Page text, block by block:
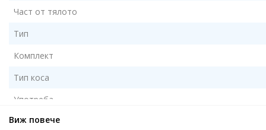
Част от тялото
Тип
Комплект
Тип коса
Употреба
Форма
Виж повече